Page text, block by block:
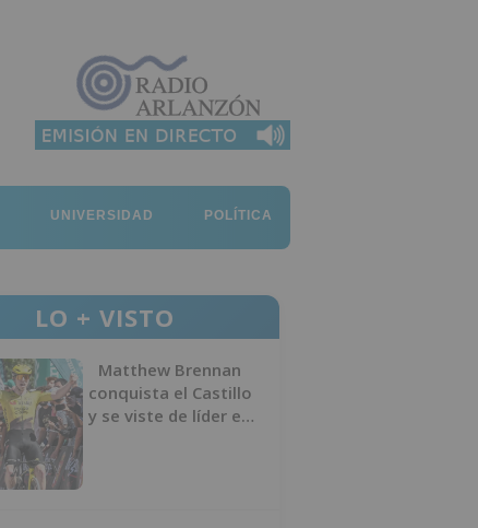
UNIVERSIDAD POLÍTICA
LO + VISTO
Matthew Brennan
conquista el Castillo
y se viste de líder en